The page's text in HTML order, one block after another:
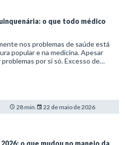
o que todo médico
nos problemas de saúde está
popular e na medicina. Apesar
por si só. Excesso de
28 min. 22 de maio de 2026